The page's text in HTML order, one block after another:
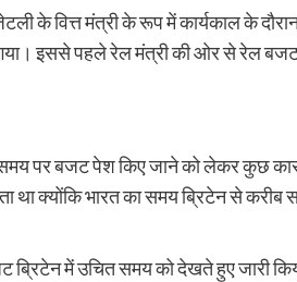
के वित्त मंत्री के रूप में कार्यकाल के
इससे पहले रेल मंत्री की ओर से रेल
समय पर बजट पेश किए जाने को लेकर कुछ
था क्योंकि भारत का समय ब्रिटेन से
में उचित समय को देखते हुए जारी